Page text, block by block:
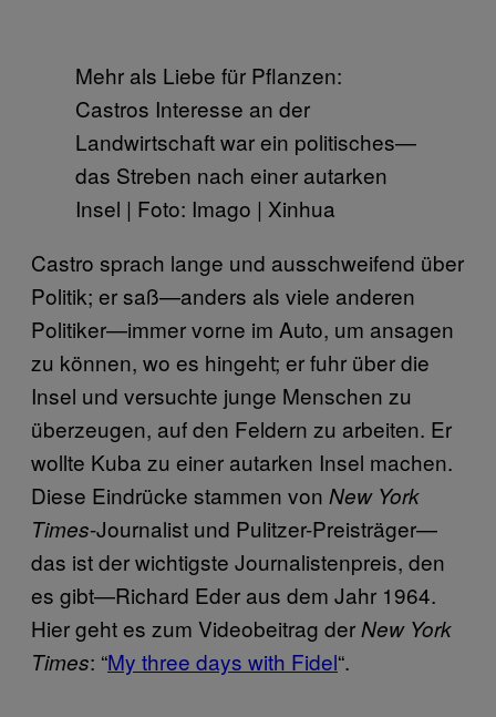
Mehr als Liebe für Pflanzen:
Castros Interesse an der
Landwirtschaft war ein politisches—
das Streben nach einer autarken
Insel | Foto: Imago | Xinhua
Castro sprach lange und ausschweifend über
Politik; er saß—anders als viele anderen
Politiker—immer vorne im Auto, um ansagen
zu können, wo es hingeht; er fuhr über die
Insel und versuchte junge Menschen zu
überzeugen, auf den Feldern zu arbeiten. Er
wollte Kuba zu einer autarken Insel machen.
Diese Eindrücke stammen von New York
Times-Journalist und Pulitzer-Preisträger—
das ist der wichtigste Journalistenpreis, den
es gibt—Richard Eder aus dem Jahr 1964.
Hier geht es zum Videobeitrag derNew York
Times: “My three days with Fidel“.